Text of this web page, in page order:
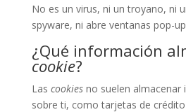
No es un virus, ni un troyano, ni
spyware, ni abre ventanas pop-
¿Qué información
cookie?
Las cookiesno suelen almacenar
sobre ti, como tarjetas de